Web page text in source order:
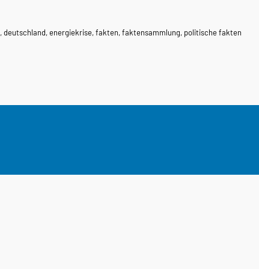
,deutschland,energiekrise,fakten,faktensammlung, politische fakten